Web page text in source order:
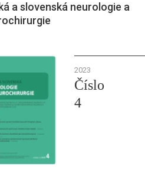
a slovenská neurologie a
2023
Číslo
4